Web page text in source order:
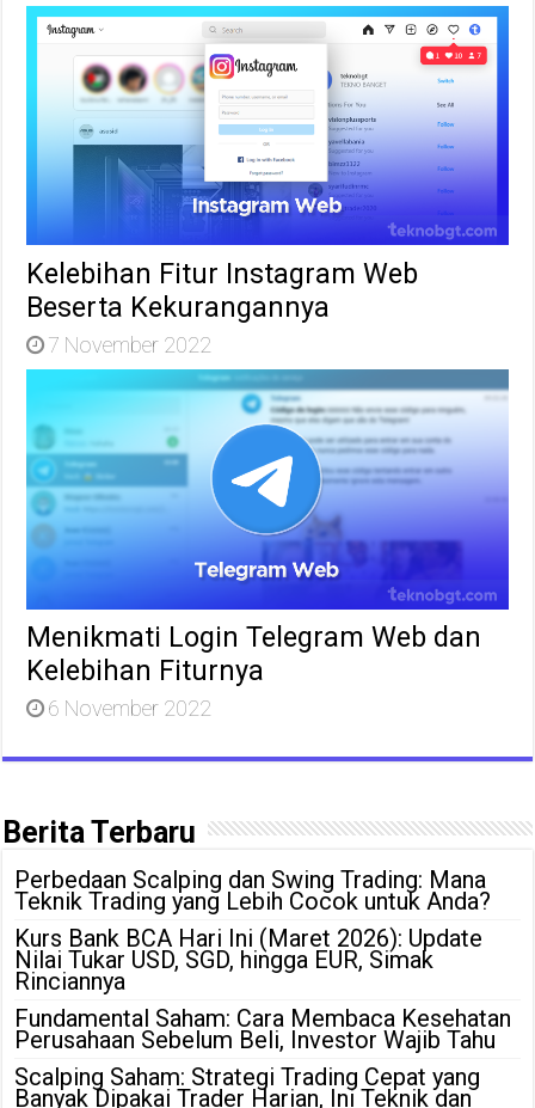
Kelebihan Fitur Instagram Web
Beserta Kekurangannya
7 November 2022
Menikmati Login Telegram Web dan
Kelebihan Fiturnya
6 November 2022
Berita Terbaru
Perbedaan Scalping dan Swing Trading: Mana
Teknik Trading yang Lebih Cocok untuk Anda?
Kurs Bank BCA Hari Ini (Maret 2026): Update
Nilai Tukar USD, SGD, hingga EUR, Simak
Rinciannya
Fundamental Saham: Cara Membaca Kesehatan
Perusahaan Sebelum Beli, Investor Wajib Tahu
Scalping Saham: Strategi Trading Cepat yang
Banyak Dipakai Trader Harian, Ini Teknik dan